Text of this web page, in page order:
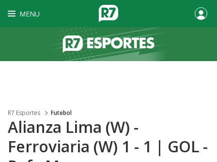
MENU
R7 Esportes Futebol
Alianza Lima (W) -
Ferroviaria (W) 1 - 1 | GOL -